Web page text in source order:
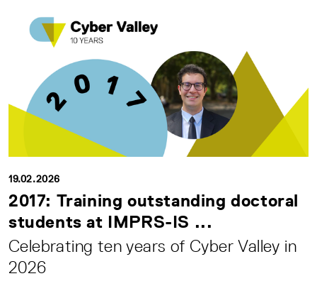
19.02.2026
2017: Training outstanding doctoral
students at IMPRS-IS ...
Celebrating ten years of Cyber Valley in
2026